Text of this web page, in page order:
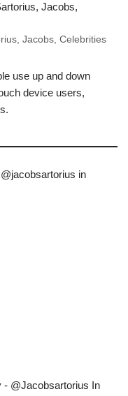
Jacobs, Celebrities
use up and down
device users,
in